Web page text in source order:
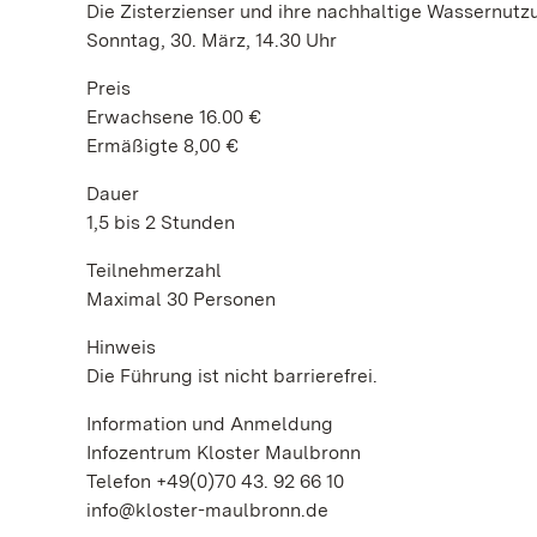
Die Zisterzienser und ihre nachhaltige
Sonntag, 30. März, 14.30 Uhr
Preis
Erwachsene 16.00 €
Ermäßigte 8,00 €
Dauer
1,5 bis 2 Stunden
Teilnehmerzahl
Maximal 30 Personen
Hinweis
Die Führung ist nicht barrierefrei.
Information und Anmeldung
Infozentrum Kloster Maulbronn
Telefon +49(0)70 43. 92 66 10
info@kloster-maulbronn.de